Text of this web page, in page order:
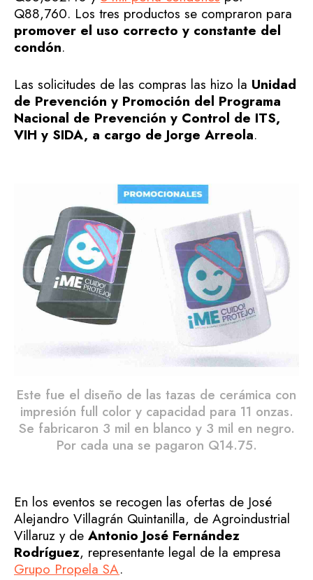
Q88,760. Los tres productos se compraron para
promover el uso correcto y constante del
condón.
Las solicitudes de las compras las hizo la Unidad
de Prevención y Promoción del Programa
Nacional de Prevención y Control de ITS,
VIH y SIDA, a cargo de Jorge Arreola.
Este fue el diseño de las tazas de cerámica con
impresión full color y capacidad para 11 onzas.
Se fabricaron 3 mil en blanco y 3 mil en negro.
Por cada una se pagaron Q14.75.
En los eventos se recogen las ofertas de José
Alejandro Villagrán Quintanilla, de Agroindustrial
Villaruz y de Antonio José Fernández
Rodríguez, representante legal de la empresa
Grupo Propela SA.